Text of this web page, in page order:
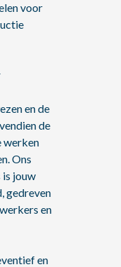
voor
en de
de
werken
Ons
is jouw
gedreven
en
en